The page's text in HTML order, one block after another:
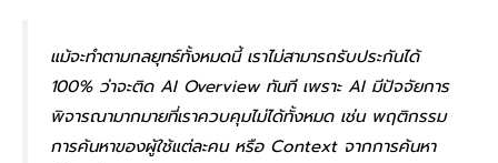
แม้จะทำตามกลยุทธ์ทั้งหมดนี้ เราไม่สามารถรับประกันได้
100% ว่าจะติด AI Overview ทันที เพราะ AI มีปัจจัยการ
พิจารณามากมายที่เราควบคุมไม่ได้ทั้งหมด เช่น พฤติกรรม
การค้นหาของผู้ใช้แต่ละคน หรือ Context จากการค้นหา